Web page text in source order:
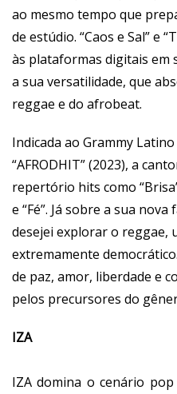
ao mesmo tempo que
de estúdio. “Caos e Sal” e
às plataformas digitais em
a sua versatilidade, que
reggae e do afrobeat.
Indicada ao Grammy
“AFRODHIT” (2023), a
repertório hits como
e “Fé”. Já sobre a sua
desejei explorar o reggae,
extremamente
de paz, amor, liberdade e
pelos precursores do
IZA
IZA domina o cenário